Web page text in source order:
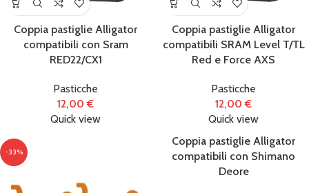
Coppia pastiglie Alligator
compatibili con Sram
RED22/CX1
Pasticche
12,00€
Quick view
Coppia pastiglie Alligator
compatibili SRAM Level T/TL
Red e Force AXS
Pasticche
12,00€
Quick view
-33%
Coppia pastiglie Alligator
compatibili con Shimano
Deore